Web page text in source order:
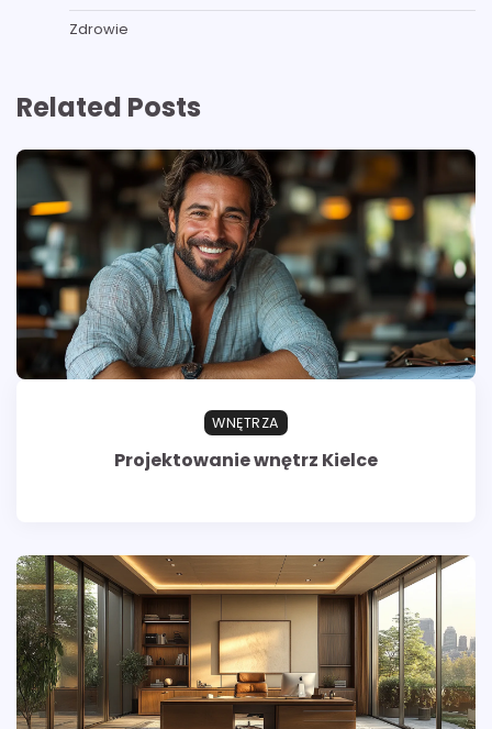
Zdrowie
Related Posts
WNĘTRZA
Projektowanie wnętrz Kielce